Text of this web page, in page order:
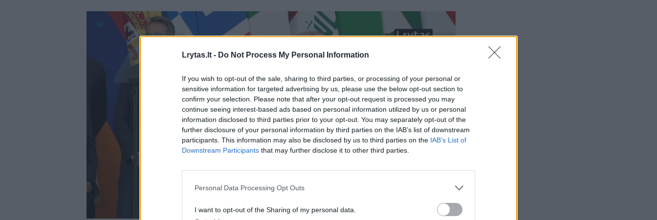
Lrytas.lt - Do Not Process My Personal Information
If you wish to opt-out of the sale, sharing to third parties, or processing of your personal or
sensitive information for targeted advertising by us, please use the below opt-out section to
confirm your selection. Please note that after your opt-out request is processed you may
continue seeing interest-based ads based on personal information utilized by us or personal
information disclosed to third parties prior to your opt-out. You may separately opt-out of the
further disclosure of your personal information by third parties on the IAB’s list of downstream
participants. This information may also be disclosed by us to third parties on the IAB’s List of
Downstream Participants that may further disclose it to other third parties.
Personal Data Processing Opt Outs
I want to opt-out of the Sharing of my personal data.